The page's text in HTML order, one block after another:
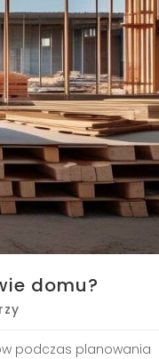
domu?
podczas planowania